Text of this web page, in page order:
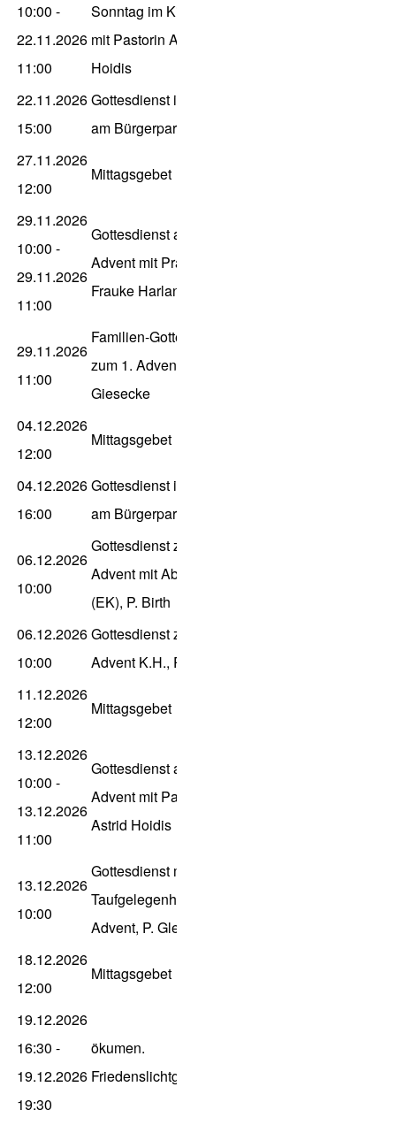
10:00 -
22.11.2026
11:00
Sonntag im Kirchenjahr
mit Pastorin Astrid
Hoidis
22.11.2026
15:00
Gottesdienst im Haus
am Bürgerpark, P. Gleitz
27.11.2026
12:00
Mittagsgebet
29.11.2026
10:00 -
29.11.2026
11:00
Gottesdienst am 1.
Advent mit Prädikantin
Frauke Harland-Ahlborn
29.11.2026
11:00
Familien-Gottesdienst
zum 1. Advent, Dn
Giesecke
04.12.2026
12:00
Mittagsgebet
04.12.2026
16:00
Gottesdienst im Haus
am Bürgerpark, P. Gleitz
06.12.2026
10:00
Gottesdienst zum 2.
Advent mit Abendmahl
(EK), P. Birth
06.12.2026
10:00
Gottesdienst zum 2.
Advent K.H., P. Gleitz
11.12.2026
12:00
Mittagsgebet
13.12.2026
10:00 -
13.12.2026
11:00
Gottesdienst am 3.
Advent mit Pastorin
Astrid Hoidis
13.12.2026
10:00
Gottesdienst mit
Taufgelegenheit zum 3.
Advent, P. Gleitz
18.12.2026
12:00
Mittagsgebet
19.12.2026
16:30 -
19.12.2026
19:30
ökumen.
Friedenslichtgottesdienst